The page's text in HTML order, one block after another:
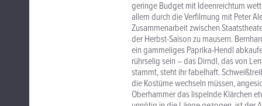
geringe Budget mit Ideenreichtum
allem durch die Verfilmung mit Peter
Zusammenarbeit zwischen
der Herbst-Saison zu mausern.
ein gammeliges Paprika-Hendl
rührselig sein – das Dirndl, das von
stammt, steht ihr fabelhaft.
die Kostüme wechseln müssen,
Oberhammer das lispelnde Klärchen